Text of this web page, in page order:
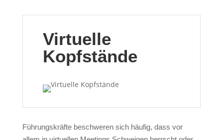
Virtuelle
Kopfstände
Führungskräfte beschweren sich häufig, dass vor